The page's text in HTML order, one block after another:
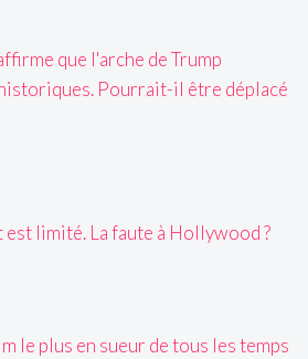
que l'arche de Trump
Pourrait-il être déplacé
est limité. La faute à Hollywood ?
le plus en sueur de tous les temps